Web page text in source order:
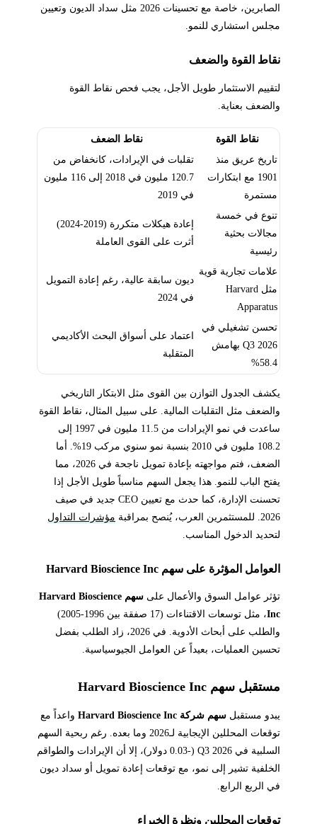
الصابرين، خاصة مع تحسينات 2026 مثل سداد الديون وتعيين
مجلس استشاري للنمو.
نقاط القوة والضعف
لتقييم الاستثمار طويل الأجل، يجب فحص نقاط القوة
والضعف بعناية.
نقاط القوة
نقاط الضعف
تاريخ عريق منذ
1901 مع ابتكارات
مستمرة
تقلبات في الإيرادات، كانخفاض من
120.7 مليون في 2018 إلى 116 مليون
في 2019
تنوع في خمسة
مجالات بحثية
رئيسية
إعادة هيكلات متكررة (2019-2024)
أثرت على القوى العاملة
علامات تجارية قوية
مثل Harvard
Apparatus
ديون سابقة عالية، رغم إعادة التمويل
في 2024
تحسن تشغيلي في
Q3 2026 بهامش
58.4%
اعتماد على أسواق البحث الأكاديمي
المتقلبة
يكشف الجدول التوازن بين القوى مثل الابتكار التاريخي
والضعف مثل التقلبات المالية. على سبيل المثال، نقاط القوة
ساعدت في نمو الإيرادات من 11.5 مليون في 1997 إلى
108.2 مليون في 2010 بنسبة نمو سنوي مركب 19%. أما
الضعف، فتم مواجهته بإعادة تمويل ناجحة في 2026، مما
يفتح الباب للنمو. هذا يجعل السهم مناسباً طويل الأجل إذا
تحسنت الإدارة، كما حدث مع تعيين CEO جديد في صيف
2026. للمستثمرين العرب، يُنصح بمراقبة
مؤشرات التداول
لتحديد الدخول المناسب.
العوامل المؤثرة على سهم Harvard Bioscience Inc
تؤثر عوامل السوق والأعمال على
سهم Harvard Bioscience
Inc
، مثل توسعات الاقتناءات (17 صفقة بين 1996-2005)
والطلب على أبحاث الأدوية. في 2026، زاد الطلب بفضل
تحسين العمليات، بعيداً عن العوامل الجيوسياسية.
مستقبل سهم Harvard Bioscience Inc
يبدو مستقبل سهم شركة Harvard Bioscience Inc
واعداً مع
توقعات المحللين الإيجابية لـ2026 وما بعده. رغم ربحية السهم
السلبية في Q3 2026 (-0.03 دولار)، إلا أن الإيرادات والطواقم
الخلفية تشير إلى نمو، مع توقعات إعادة تمويل أو سداد ديون
في الربع الرابع.
توقعات المحللين ونظرة الخبراء